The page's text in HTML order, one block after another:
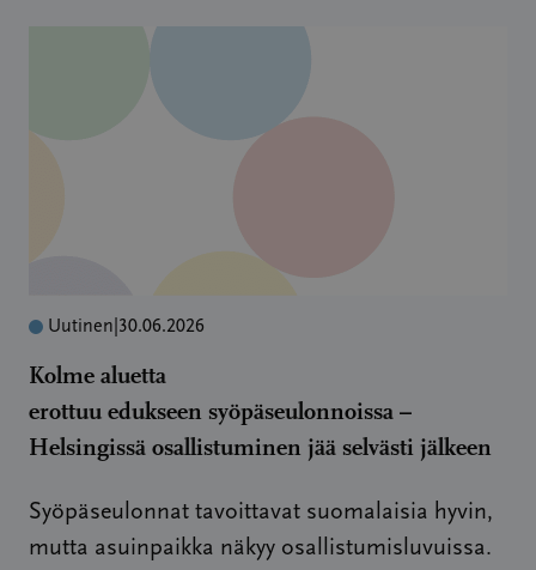
Uutinen 30.06.2026
Kolme aluetta
erottuu edukseen syöpäseulonnoissa –
Helsingissä osallistuminen jää selvästi jälkeen
Syöpäseulonnat tavoittavat suomalaisia hyvin,
mutta asuinpaikka näkyy osallistumisluvuissa.